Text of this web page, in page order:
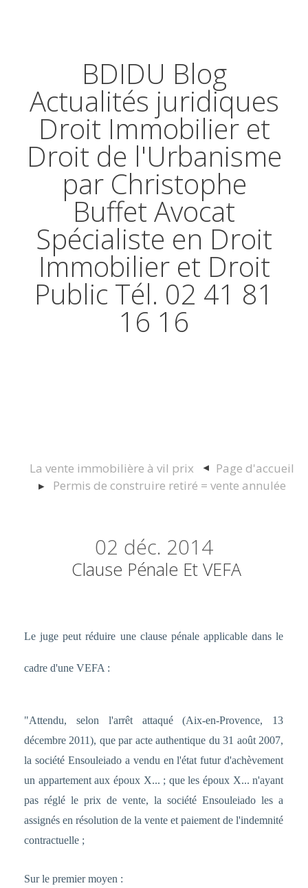
BDIDU Blog
Actualités juridiques
Droit Immobilier et
Droit de l'Urbanisme
par Christophe
Buffet Avocat
Spécialiste en Droit
Immobilier et Droit
Public Tél. 02 41 81
16 16
La vente immobilière à vil prix
Page d'accueil
Permis de construire retiré = vente annulée
02 déc. 2014
Clause Pénale Et VEFA
Le juge peut réduire une clause pénale applicable dans le
cadre d'une VEFA :
"Attendu, selon l'arrêt attaqué (Aix-en-Provence, 13
décembre 2011), que par acte authentique du 31 août 2007,
la société Ensouleiado a vendu en l'état futur d'achèvement
un appartement aux époux X... ; que les époux X... n'ayant
pas réglé le prix de vente, la société Ensouleiado les a
assignés en résolution de la vente et paiement de l'indemnité
contractuelle ;
Sur le premier moyen :